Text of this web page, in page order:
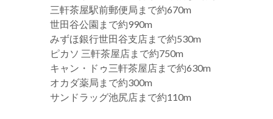
三軒茶屋駅前郵便局まで約670m
世田谷公園まで約990m
みずほ銀行世田谷支店まで約530m
ピカソ 三軒茶屋店まで約750m
キャン・ドゥ三軒茶屋店まで約630m
オカダ薬局まで約300m
サンドラッグ池尻店まで約110m